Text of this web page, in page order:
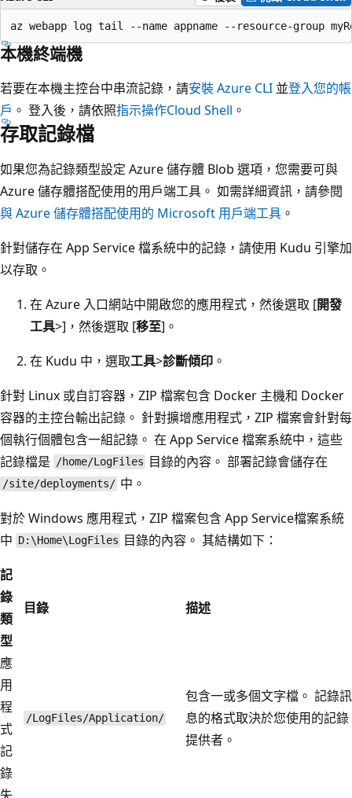
本機終端機
若要在本機主控台中串流記錄，請安裝 Azure CLI 並登入您的帳
戶 。 登入後，請依照指示操作Cloud Shell 。
存取記錄檔
如果您為記錄類型設定 Azure 儲存體 Blob 選項，您需要可與
Azure 儲存體搭配使用的用戶端工具。 如需詳細資訊，請參閱
與 Azure 儲存體搭配使用的 Microsoft 用戶端工具 。
針對儲存在 App Service 檔系統中的記錄，請使用 Kudu 引擎加
以存取。
在 Azure 入口網站中開啟您的應用程式，然後選取 [開發
工具>]，然後選取 [移至]。
在 Kudu 中，選取工具>診斷傾印 。
針對 Linux 或自訂容器，ZIP 檔案包含 Docker 主機和 Docker
容器的主控台輸出記錄。 針對擴增應用程式，ZIP 檔案會針對每
個執行個體包含一組記錄。 在 App Service 檔案系統中，這些
記錄檔是 /home/LogFiles 目錄的內容。 部署記錄會儲存在
/site/deployments/ 中。
對於 Windows 應用程式，ZIP 檔案包含 App Service檔案系統
中 D:\Home\LogFiles 目錄的內容。 其結構如下：
記
錄
類
型
目錄 描述
應
用
程
式
記
錄
/LogFiles/Application/
包含一或多個文字檔。 記錄訊
息的格式取決於您使用的記錄
提供者。
失